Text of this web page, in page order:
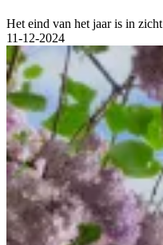
Het eind van het jaar is in zicht
11-12-2024